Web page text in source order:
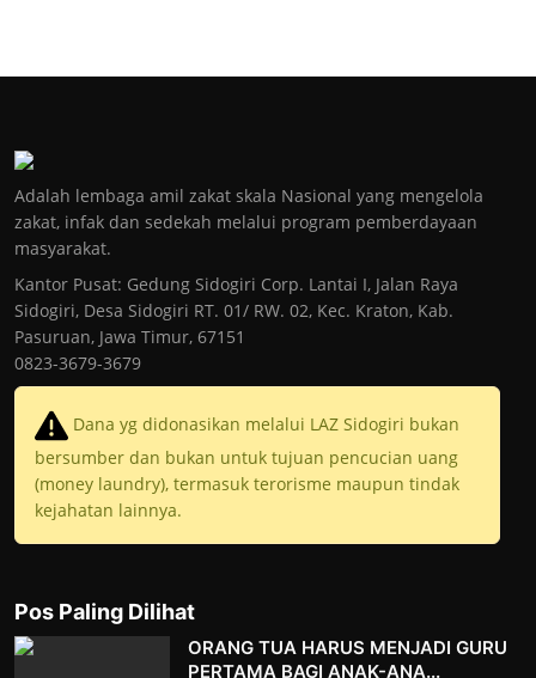
Adalah lembaga amil zakat skala Nasional yang mengelola
zakat, infak dan sedekah melalui program pemberdayaan
masyarakat.
Kantor Pusat: Gedung Sidogiri Corp. Lantai I, Jalan Raya
Sidogiri, Desa Sidogiri RT. 01/ RW. 02, Kec. Kraton, Kab.
Pasuruan, Jawa Timur, 67151
0823-3679-3679
Dana yg didonasikan melalui LAZ Sidogiri bukan
bersumber dan bukan untuk tujuan pencucian uang
(money laundry), termasuk terorisme maupun tindak
kejahatan lainnya.
Pos Paling Dilihat
ORANG TUA HARUS MENJADI GURU
PERTAMA BAGI ANAK-ANA...